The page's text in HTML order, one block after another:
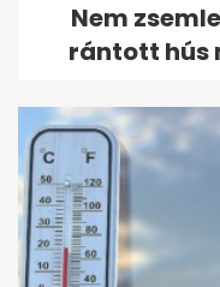
Nem
rántott hús